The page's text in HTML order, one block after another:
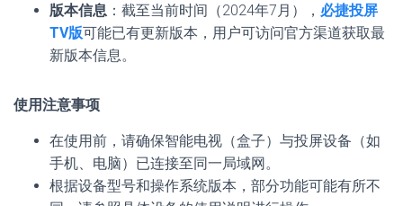
版本信息 ：截至当前时间（2024年7月）， 必捷投屏
TV版可能已有更新版本，用户可访问官方渠道获取最
新版本信息。
使用注意事项
在使用前，请确保智能电视（盒子）与投屏设备（如
手机、电脑）已连接至同一局域网。
根据设备型号和操作系统版本，部分功能可能有所不